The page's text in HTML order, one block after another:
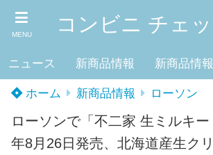
MENU コンビニ チェ
ニュース 新商品情報 新商品情
ホーム 新商品情報 ローソン
ローソンで「不二家 生ミルキ
年8月26日発売、北海道産生ク